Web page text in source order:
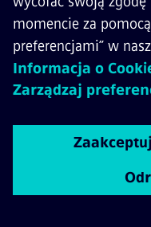
100. Dzięki
odporny na
zużycia szyn,
obecności małych
większości profili
dopuszczalnego ich
warunkach
Ponadto jest